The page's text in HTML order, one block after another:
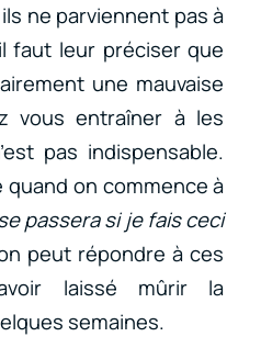
ne parviennent pas à
faut leur préciser que
une mauvaise
vous entraîner à les
pas indispensable.
quand on commence à
passera si je fais ceci
peut répondre à ces
laissé mûrir la
semaines.